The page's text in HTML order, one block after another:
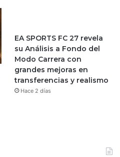
EA SPORTS FC 27 revela
su Análisis a Fondo del
Modo Carrera con
grandes mejoras en
transferencias y realismo
Hace 2 días